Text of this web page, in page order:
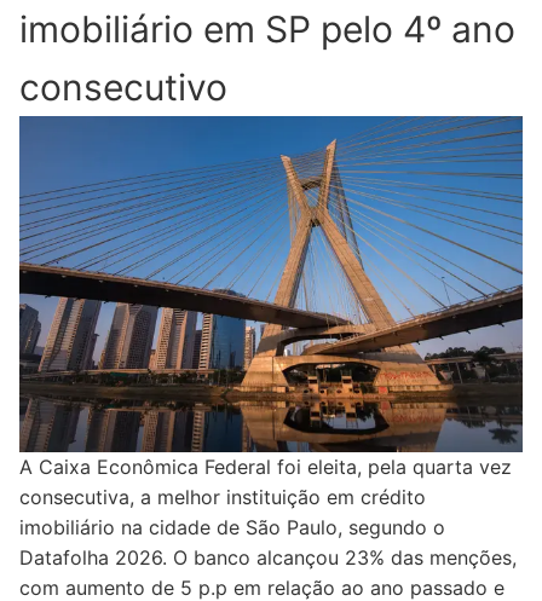
imobiliário em SP pelo 4º ano
consecutivo
A Caixa Econômica Federal foi eleita, pela quarta vez
consecutiva, a melhor instituição em crédito
imobiliário na cidade de São Paulo, segundo o
Datafolha 2026. O banco alcançou 23% das menções,
com aumento de 5 p.p em relação ao ano passado e